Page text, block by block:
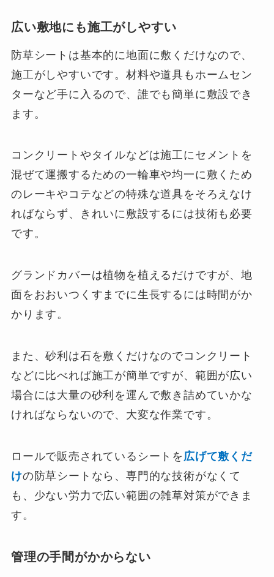
広い敷地にも施工がしやすい
防草シートは基本的に地面に敷くだけなので、
施工がしやすいです。材料や道具もホームセン
ターなど手に入るので、誰でも簡単に敷設でき
ます。
コンクリートやタイルなどは施工にセメントを
混ぜて運搬するための一輪車や均一に敷くため
のレーキやコテなどの特殊な道具をそろえなけ
ればならず、きれいに敷設するには技術も必要
です。
グランドカバーは植物を植えるだけですが、地
面をおおいつくすまでに生長するには時間がか
かります。
また、砂利は石を敷くだけなのでコンクリート
などに比べれば施工が簡単ですが、範囲が広い
場合には大量の砂利を運んで敷き詰めていかな
ければならないので、大変な作業です。
ロールで販売されているシートを 広げて敷くだ
けの防草シートなら、専門的な技術がなくて
も、少ない労力で広い範囲の雑草対策ができま
す。
管理の手間がかからない